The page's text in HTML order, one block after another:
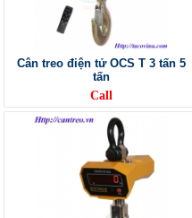
Cân treo điện tử OCS T 3 tấn 5
tấn
Call